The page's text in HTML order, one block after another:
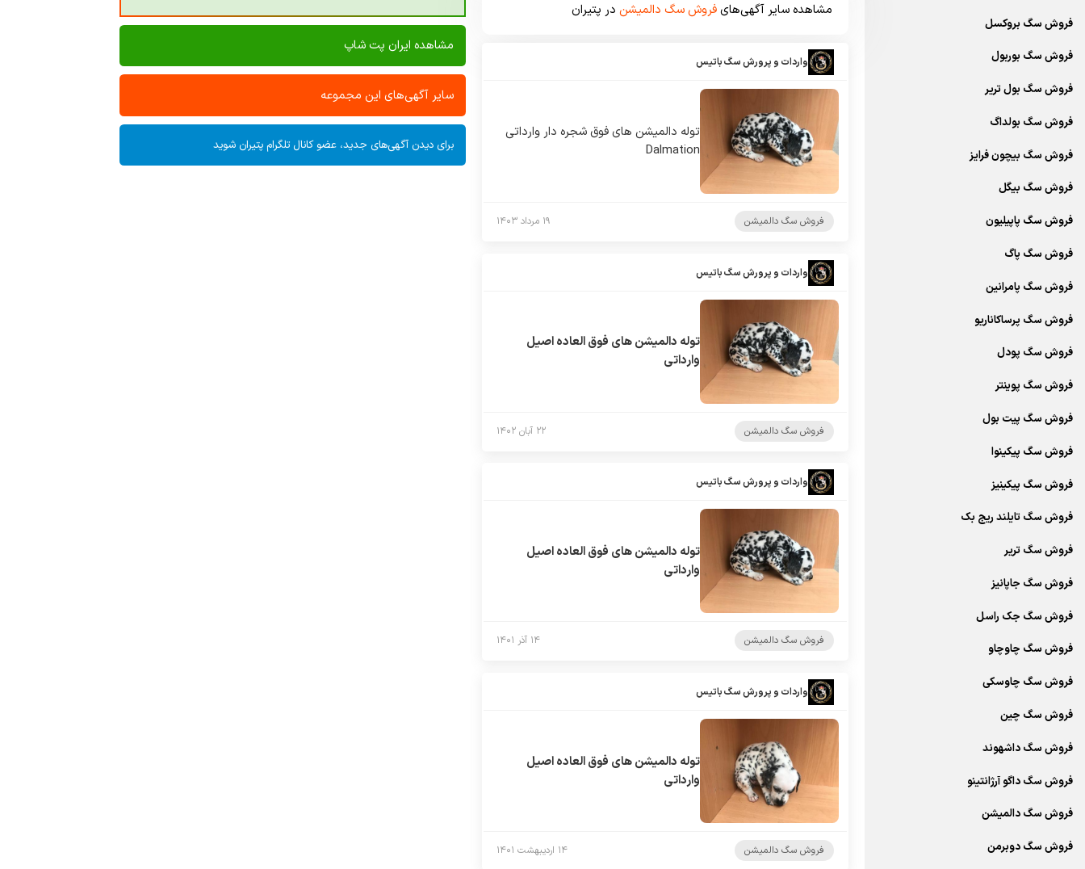
فروش سگ بروکسل
فروش سگ بوربول
فروش سگ بول تریر
فروش سگ بولداگ
فروش سگ بیچون فرایز
فروش سگ بیگل
فروش سگ پاپیلیون
فروش سگ پاگ
فروش سگ پامرانین
فروش سگ پرساکاناریو
فروش سگ پودل
فروش سگ پوینتر
فروش سگ پیت بول
فروش سگ پیکینوا
فروش سگ پیکینیز
فروش سگ تایلند ریج بک
فروش سگ تریر
فروش سگ جاپانیز
فروش سگ جک راسل
فروش سگ چاوچاو
فروش سگ چاوسکی
فروش سگ چین
فروش سگ داشهوند
فروش سگ داگو آرژانتینو
فروش سگ دالمیشن
فروش سگ دوبرمن
مشاهده سایر آگهی‌هایفروش سگ دالمیشن در پتیران
واردات و پرورش سگ باتیس
توله دالميشن هاى فوق شجره دار وارداتى
Dalmation
فروش سگ دالمیشن ۱۹ مرداد ۱۴۰۳
واردات و پرورش سگ باتیس
توله دالميشن هاى فوق العاده اصيل
وارداتى
فروش سگ دالمیشن ۲۲ آبان ۱۴۰۲
واردات و پرورش سگ باتیس
توله دالميشن هاى فوق العاده اصيل
وارداتى
فروش سگ دالمیشن ۱۴ آذر ۱۴۰۱
واردات و پرورش سگ باتیس
توله دالميشن هاى فوق العاده اصيل
وارداتى
فروش سگ دالمیشن ۱۴ اردیبهشت ۱۴۰۱
مشاهده ایران پت شاپ
سایر آگهی‌های این مجموعه
برای دیدن آگهی‌های جدید، عضو کانال تلگرام پتیران شوید